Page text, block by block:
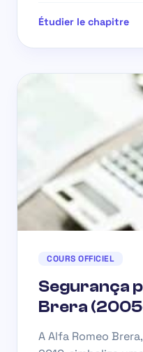
Étudier le chapitre
COURS OFFICIEL
Segurança
Brera
A Alfa Romeo